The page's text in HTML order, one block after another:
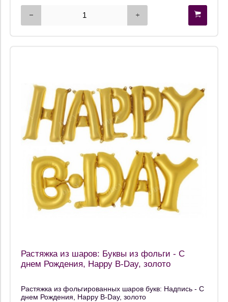
Растяжка из шаров: Буквы из фольги - С
днем Рождения, Happy B-Day, золото
Растяжка из фольгированных шаров букв: Надпись - С
днем Рождения, Happy B-Day, золото